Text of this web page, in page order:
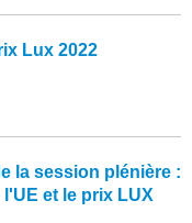
Lux 2022
la session plénière :
l'UE et le prix LUX